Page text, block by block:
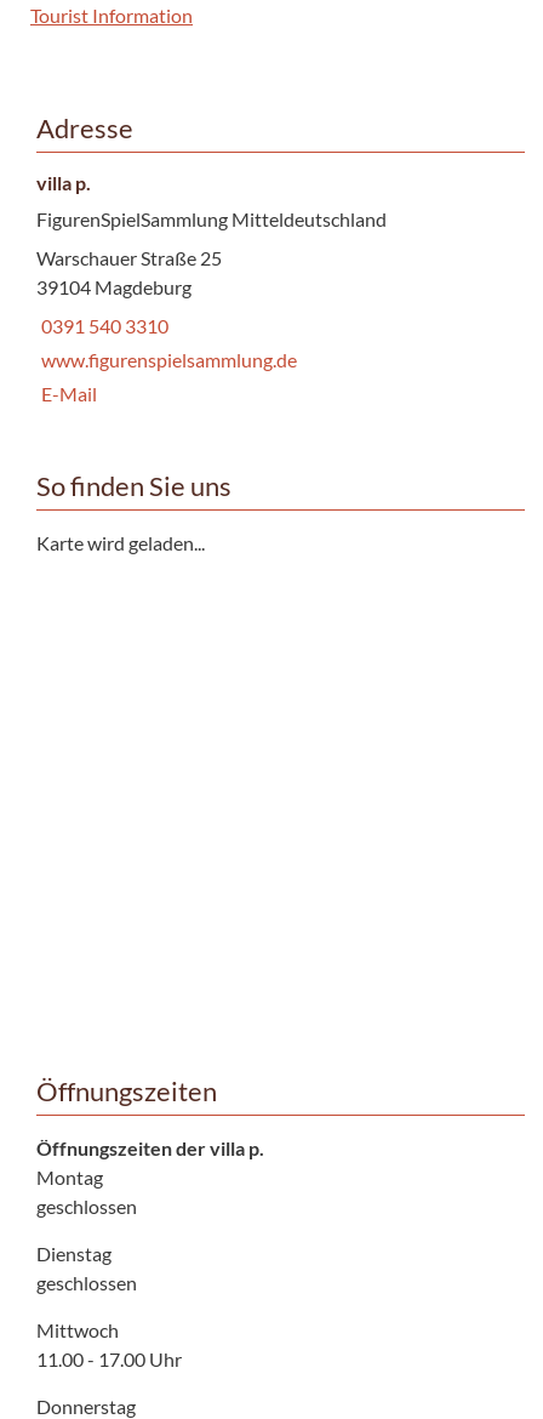
Tourist Information
Adresse
villa p.
FigurenSpielSammlung Mitteldeutschland
Warschauer Straße 25
39104 Magdeburg
0391 540 3310
www.figurenspielsammlung.de
E-Mail
So finden Sie uns
Karte wird geladen...
Öffnungszeiten
Öffnungszeiten der villa p.
Montag
geschlossen
Dienstag
geschlossen
Mittwoch
11.00 - 17.00 Uhr
Donnerstag